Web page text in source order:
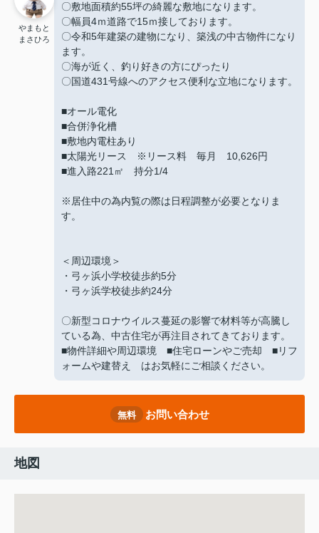
やまもと
まさひろ
〇敷地面積約55坪の綺麗な敷地になります。
〇幅員4ｍ道路で15ｍ接しております。
〇令和5年建築の建物になり、築浅の中古物件になり
ます。
〇海が近く、釣り好きの方にぴったり
〇国道431号線へのアクセス便利な立地になります。
■オール電化
■合併浄化槽
■敷地内電柱あり
■太陽光リース ※リース料 毎月 10,626円
■進入路221㎡ 持分1/4
※居住中の為内覧の際は日程調整が必要となりま
す。
＜周辺環境＞
・弓ヶ浜小学校徒歩約5分
・弓ヶ浜学校徒歩約24分
〇新型コロナウイルス蔓延の影響で材料等が高騰し
ている為、中古住宅が再注目されてきております。
■物件詳細や周辺環境 ■住宅ローンやご売却 ■リフ
ォームや建替え はお気軽にご相談ください。
無料 お問い合わせ
地図